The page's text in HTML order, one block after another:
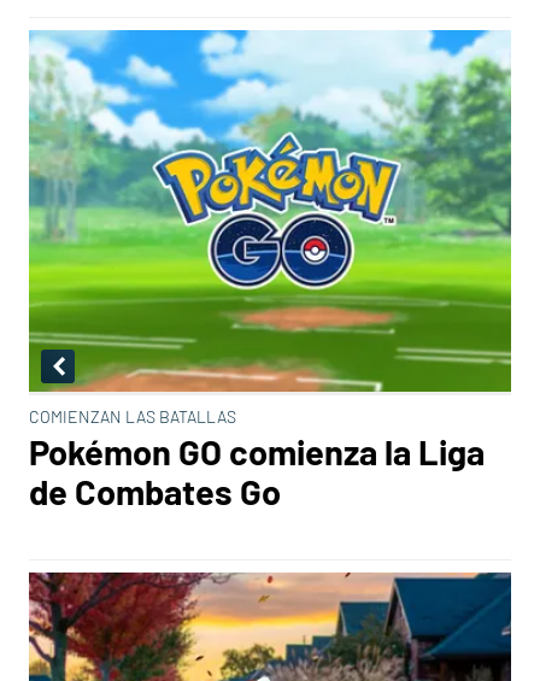
COMIENZAN LAS BATALLAS
Pokémon GO comienza la Liga
de Combates Go